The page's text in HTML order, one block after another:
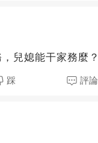
兒媳能干家務麼？
踩 評論